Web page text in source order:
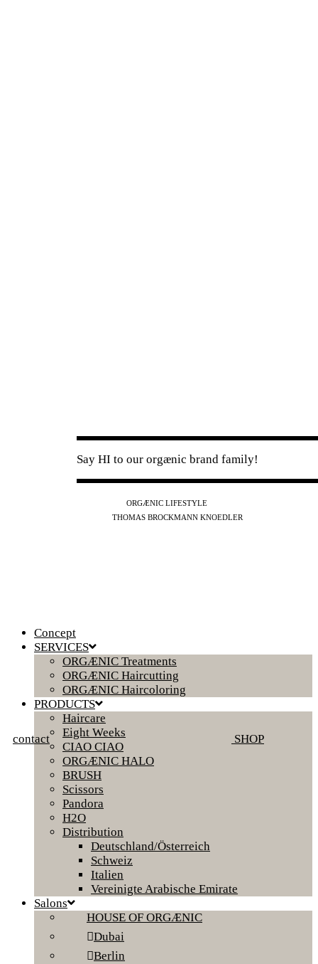
Say HI to our orgænic brand family!
ORGÆNIC LIFESTYLE
THOMAS BROCKMANN KNOEDLER
contact SHOP
Concept
SERVICES
ORGÆNIC Treatments
ORGÆNIC Haircutting
ORGÆNIC Haircoloring
PRODUCTS
Haircare
Eight Weeks
CIAO CIAO
ORGÆNIC HALO
BRUSH
Scissors
Pandora
H2O
Distribution
Deutschland/Österreich
Schweiz
Italien
Vereinigte Arabische Emirate
Salons
HOUSE OF ORGÆNIC
Dubai
Berlin